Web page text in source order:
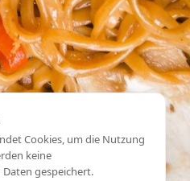
Cookies, um die Nutzung
keine
gespeichert.